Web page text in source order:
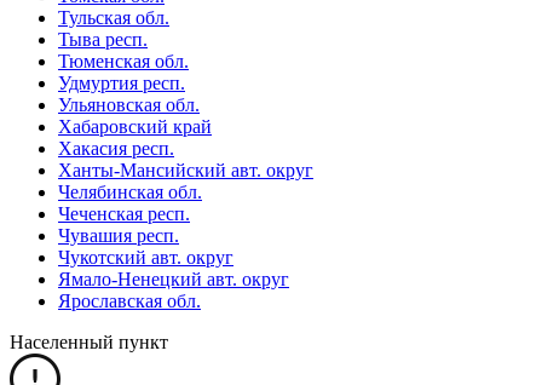
Тульская обл.
Тыва респ.
Тюменская обл.
Удмуртия респ.
Ульяновская обл.
Хабаровский край
Хакасия респ.
Ханты-Мансийский авт. округ
Челябинская обл.
Чеченская респ.
Чувашия респ.
Чукотский авт. округ
Ямало-Ненецкий авт. округ
Ярославская обл.
Населенный пункт